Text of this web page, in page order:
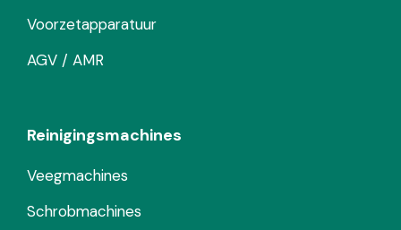
Voorzetapparatuur
AGV / AMR
Reinigingsmachines
Veegmachines
Schrobmachines